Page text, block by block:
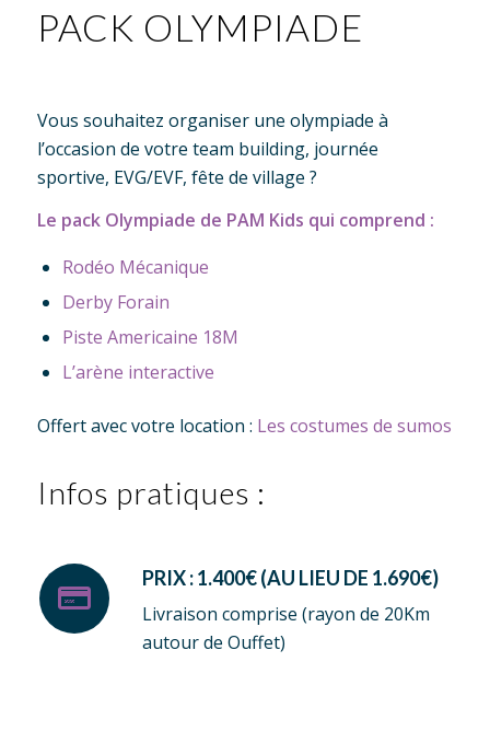
PACK OLYMPIADE
Vous souhaitez organiser une olympiade à
l’occasion de votre team building, journée
sportive, EVG/EVF, fête de village ?
Le pack Olympiade de PAM Kids qui comprend :
Rodéo Mécanique
Derby Forain
Piste Americaine 18M
L’arène interactive
Offert avec votre location : Les costumes de sumos
Infos pratiques :
PRIX : 1.400€ (AU LIEU DE 1.690€)
Livraison comprise (rayon de 20Km
autour de Ouffet)